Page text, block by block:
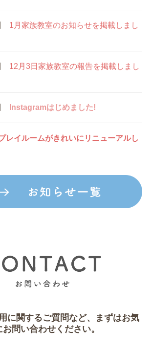
1月家族教室のお知らせを掲載しまし
12月3日家族教室の報告を掲載しまし
Instagramはじめました!
レイルームがきれいにリニューアルし
に関するご質問など、まずはお気
問い合わせください。